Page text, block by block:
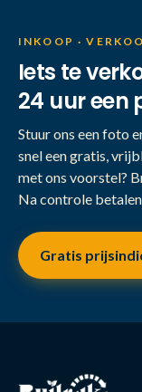
INKOOP ·
Iets te
24 uur een
Stuur ons een foto
snel een gratis,
met ons voorstel?
Na controle
Gratis